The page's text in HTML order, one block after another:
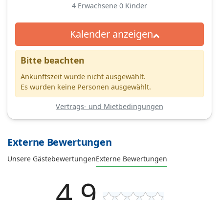
4 Erwachsene 0 Kinder
Kalender anzeigen
Bitte beachten
Ankunftszeit wurde nicht ausgewählt.
Es wurden keine Personen ausgewählt.
Vertrags- und Mietbedingungen
Externe Bewertungen
Unsere GästebewertungenExterne Bewertungen